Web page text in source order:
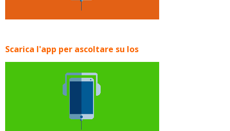
Scarica l'app per ascoltare su Ios